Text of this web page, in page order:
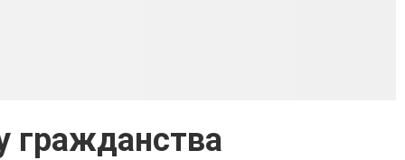
гражданства